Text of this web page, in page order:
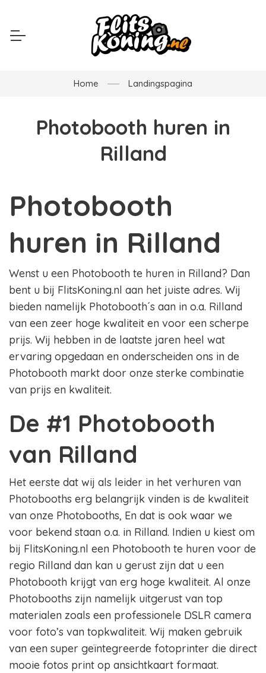
Home Landingspagina
Photobooth huren in
Rilland
Photobooth
huren in Rilland
Wenst u een Photobooth te huren in Rilland? Dan
bent u bij FlitsKoning.nl aan het juiste adres. Wij
bieden namelijk Photobooth´s aan in o.a. Rilland
van een zeer hoge kwaliteit en voor een scherpe
prijs. Wij hebben in de laatste jaren heel wat
ervaring opgedaan en onderscheiden ons in de
Photobooth markt door onze sterke combinatie
van prijs en kwaliteit.
De #1 Photobooth
van Rilland
Het eerste dat wij als leider in het verhuren van
Photobooths erg belangrijk vinden is de kwaliteit
van onze Photobooths, En dat is ook waar we
voor bekend staan o.a. in Rilland. Indien u kiest om
bij FlitsKoning.nl een Photobooth te huren voor de
regio Rilland dan kan u gerust zijn dat u een
Photobooth krijgt van erg hoge kwaliteit. Al onze
Photobooths zijn namelijk uitgerust van top
materialen zoals een professionele DSLR camera
voor foto’s van topkwaliteit. Wij maken gebruik
van een super geïntegreerde fotoprinter die direct
mooie fotos print op ansichtkaart formaat.